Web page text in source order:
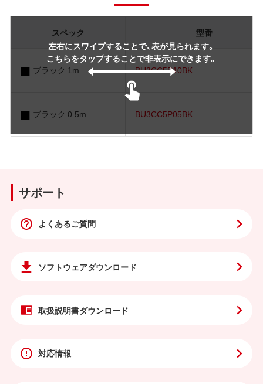
左右にスワイプすることで、表が見られます。
こちらをタップすることで非表示にできます。
スペック 型番
ブラック 1m BU3CC5P10BK
ブラック 0.5m BU3CC5P05BK
サポート
よくあるご質問
ソフトウェアダウンロード
取扱説明書ダウンロード
対応情報